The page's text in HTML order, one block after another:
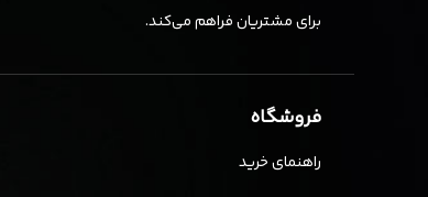
برای مشتریان فراهم می‌کند.
فروشگاه
راهنمای خرید